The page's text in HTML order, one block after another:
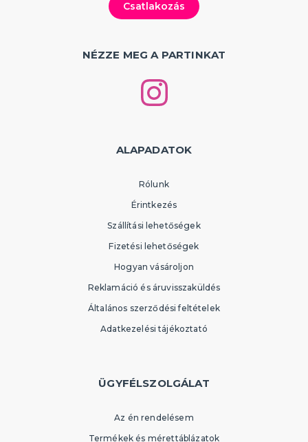
NÉZZE MEG A PARTINKAT
ALAPADATOK
Rólunk
Érintkezés
Szállítási lehetőségek
Fizetési lehetőségek
Hogyan vásároljon
Reklamáció és áruvisszaküldés
Általános szerződési feltételek
Adatkezelési tájékoztató
ÜGYFÉLSZOLGÁLAT
Az én rendelésem
Termékek és mérettáblázatok